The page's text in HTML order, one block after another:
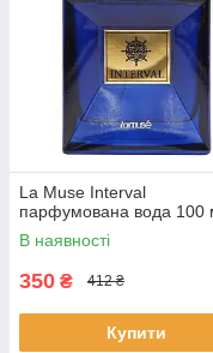
La Muse Interval
парфумована вода 100
В наявності
350 ₴ 412 ₴
Купити